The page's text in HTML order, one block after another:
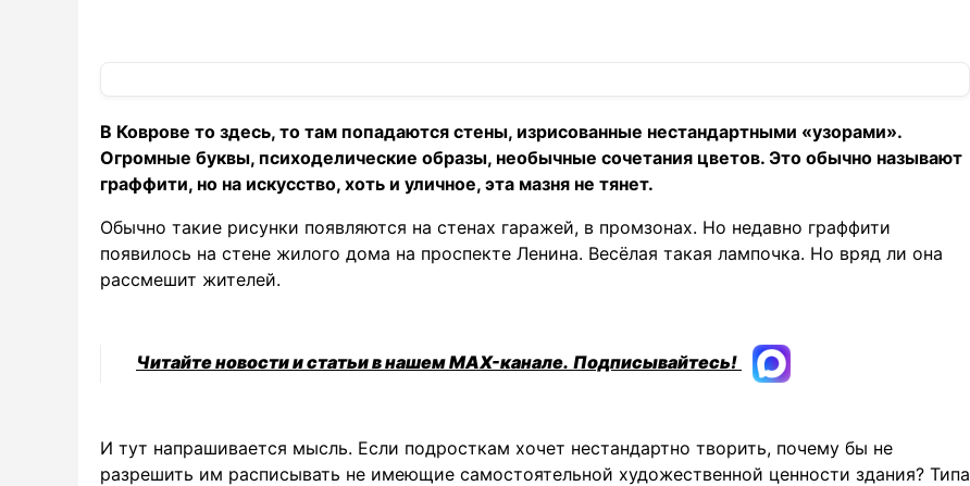
В Коврове то здесь, то там попадаются стены, изрисованные нестандартными «узорами».
Огромные буквы, психоделические образы, необычные сочетания цветов. Это обычно называют
граффити, но на искусство, хоть и уличное, эта мазня не тянет.
Обычно такие рисунки появляются на стенах гаражей, в промзонах. Но недавно граффити
появилось на стене жилого дома на проспекте Ленина. Весёлая такая лампочка. Но вряд ли она
рассмешит жителей.
Читайте новости и статьи в нашем MAX-канале. Подписывайтесь!
И тут напрашивается мысль. Если подросткам хочет нестандартно творить, почему бы не
разрешить им расписывать не имеющие самостоятельной художественной ценности здания? Типа